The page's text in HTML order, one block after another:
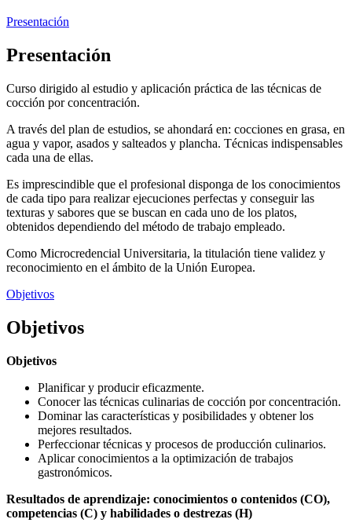
Presentación
Presentación
Curso dirigido al estudio y aplicación práctica de las técnicas de
cocción por concentración.
A través del plan de estudios, se ahondará en: cocciones en grasa, en
agua y vapor, asados y salteados y plancha. Técnicas indispensables
cada una de ellas.
Es imprescindible que el profesional disponga de los conocimientos
de cada tipo para realizar ejecuciones perfectas y conseguir las
texturas y sabores que se buscan en cada uno de los platos,
obtenidos dependiendo del método de trabajo empleado.
Como Microcredencial Universitaria, la titulación tiene validez y
reconocimiento en el ámbito de la Unión Europea.
Objetivos
Objetivos
Objetivos
Planificar y producir eficazmente.
Conocer las técnicas culinarias de cocción por concentración.
Dominar las características y posibilidades y obtener los
mejores resultados.
Perfeccionar técnicas y procesos de producción culinarios.
Aplicar conocimientos a la optimización de trabajos
gastronómicos.
Resultados de aprendizaje: conocimientos o contenidos (CO),
competencias (C) y habilidades o destrezas (H)